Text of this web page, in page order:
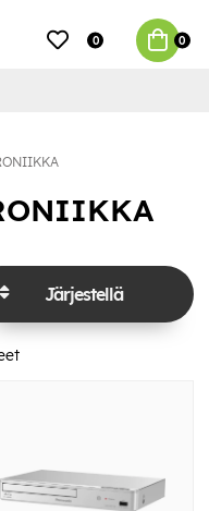
0 0
Järjestellä